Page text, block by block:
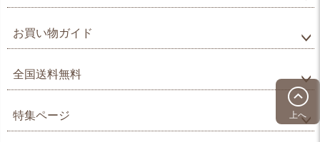
上へ
お買い物ガイド
全国送料無料
特集ページ